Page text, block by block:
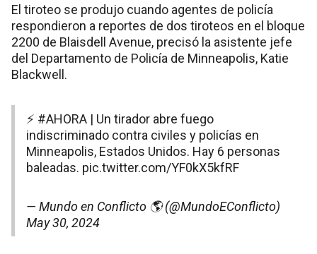
El tiroteo se produjo cuando agentes de policía
respondieron a reportes de dos tiroteos en el bloque
2200 de Blaisdell Avenue, precisó la asistente jefe
del Departamento de Policía de Minneapolis, Katie
Blackwell.
⚡ #AHORA | Un tirador abre fuego
indiscriminado contra civiles y policías en
Minneapolis, Estados Unidos. Hay 6 personas
baleadas. pic.twitter.com/YF0kX5kfRF
— Mundo en Conflicto 🌎 (@MundoEConflicto)
May 30, 2024